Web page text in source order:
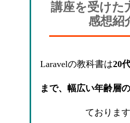
講座を受けた
感想紹
Laravelの教科書は20
まで、幅広い年齢層
ております